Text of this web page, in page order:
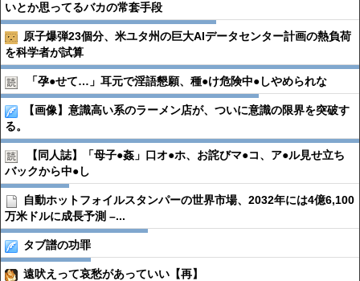
いとか思ってるバカの常套手段
原子爆弾23個分、米ユタ州の巨大AIデータセンター計画の熱負荷
を科学者が試算
「孕●︎せて…」耳元で淫語懇願、種●︎け危険中●︎しやめられな
【画像】意識高い系のラーメン店が、ついに意識の限界を突破す
る。
【同人誌】「母子●︎姦」口オ●︎ホ、お詫びマ●︎コ、ア●︎ル見せ立ち
バックから中●︎し
自動ホットフォイルスタンパーの世界市場、2032年には4億6,100
万米ドルに成長予測 –...
タブ譜の功罪
遠吠えって哀愁があっていい【再】